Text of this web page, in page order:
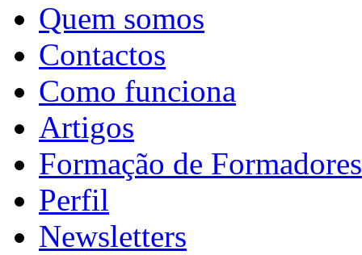
Quem somos
Contactos
Como funciona
Artigos
Formação de Formadores
Perfil
Newsletters